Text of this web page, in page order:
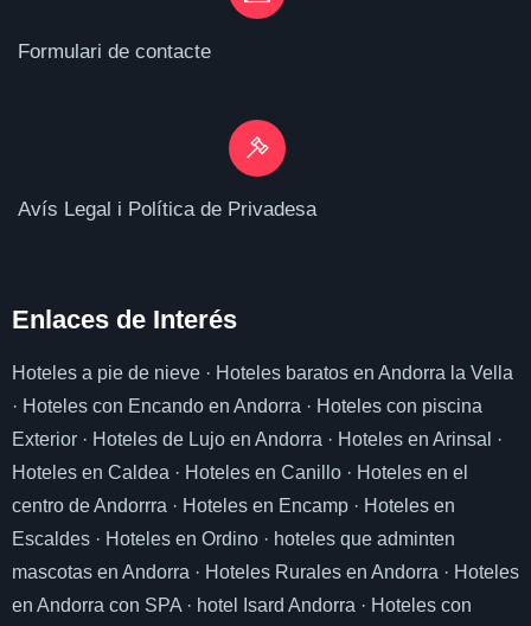
Formulari de contacte
Avís Legal i Política de Privadesa
Enlaces de Interés
Hoteles a pie de nieve · Hoteles baratos en Andorra la Vella
· Hoteles con Encando en Andorra · Hoteles con piscina
Exterior · Hoteles de Lujo en Andorra · Hoteles en Arinsal
·
Hoteles en Caldea · Hoteles en Canillo · Hoteles en el
centro de Andorrra · Hoteles en Encamp · Hoteles en
Escaldes · Hoteles en Ordino · hoteles que adminten
mascotas en Andorra · Hoteles Rurales en Andorra · Hoteles
en Andorra con SPA · hotel Isard Andorra · Hoteles con